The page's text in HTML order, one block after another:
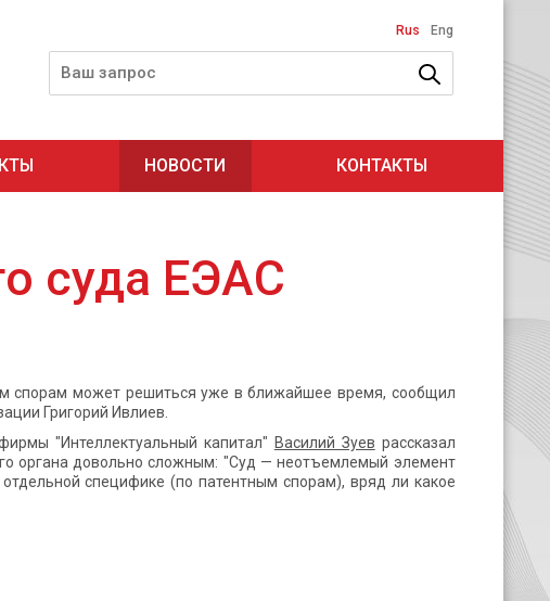
Rus Eng
НОВОСТИ КОНТАКТЫ
суда ЕЭАС
спорам может решиться уже в ближайшее время, сообщил
Григорий Ивлиев.
"Интеллектуальный капитал" Василий Зуев рассказал
органа довольно сложным: "Суд — неотъемлемый элемент
специфике (по патентным спорам), вряд ли какое